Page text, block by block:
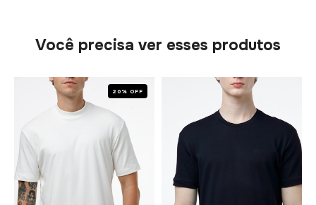
Você precisa ver esses produtos
20% OFF